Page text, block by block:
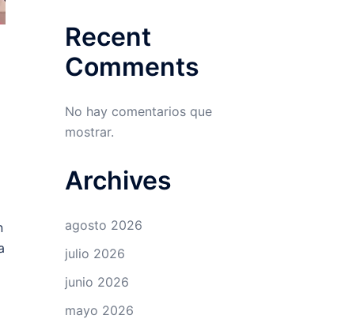
Recent
Comments
No hay comentarios que
mostrar.
Archives
agosto 2026
julio 2026
junio 2026
mayo 2026